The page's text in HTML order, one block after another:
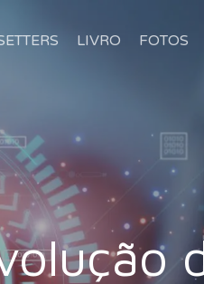
LIVRO FOTOS